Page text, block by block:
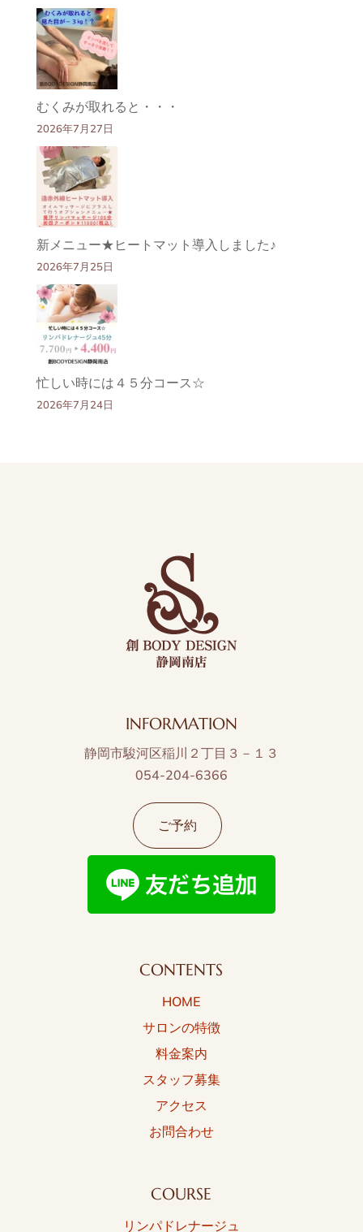
むくみが取れると・・・
2026年7月27日
新メニュー★ヒートマット導入しました♪
2026年7月25日
忙しい時には４５分コース☆
2026年7月24日
INFORMATION
静岡市駿河区稲川２丁目３－１３
054-204-6366
ご予約
CONTENTS
HOME
サロンの特徴
料金案内
スタッフ募集
アクセス
お問合わせ
COURSE
リンパドレナージュ